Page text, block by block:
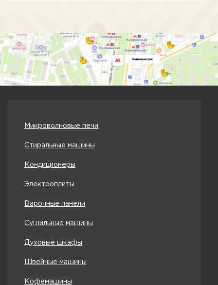
Микроволновые печи
Стиральные машины
Кондиционеры
Электроплиты
Варочные панели
Сушильные машины
Духовые шкафы
Швейные машины
Кофемашины